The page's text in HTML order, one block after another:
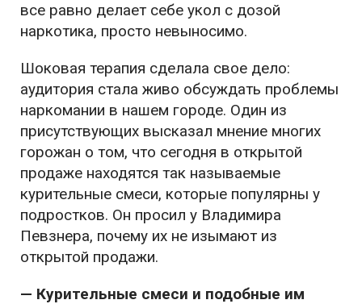
все равно делает себе укол с дозой
наркотика, просто невыносимо.
Шоковая терапия сделала свое дело:
аудитория стала живо обсуждать проблемы
наркомании в нашем городе. Один из
присутствующих высказал мнение многих
горожан о том, что сегодня в открытой
продаже находятся так называемые
курительные смеси, которые популярны у
подростков. Он просил у Владимира
Певзнера, почему их не изымают из
открытой продажи.
— Курительные смеси и подобные им